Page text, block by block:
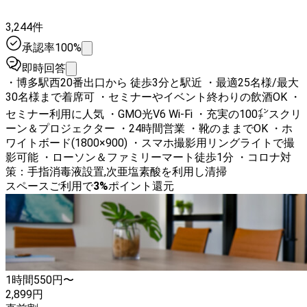
3,244件
承認率100%
即時回答
・博多駅西20番出口から 徒歩3分と駅近 ・最適25名様/最大
30名様まで着席可 ・セミナーやイベント終わりの飲酒OK ・
セミナー利用に人気 ・GMO光V6 Wi-Fi ・充実の100㌅スクリ
ーン＆プロジェクター ・24時間営業 ・靴のままでOK ・ホ
ワイトボード(1800×900) ・スマホ撮影用リングライトで撮
影可能 ・ローソン＆ファミリーマート徒歩1分 ・コロナ対
策：手指消毒液設置,次亜塩素酸を利用し清掃
スペースご利用で3%ポイント還元
1時間550円〜
2,899円